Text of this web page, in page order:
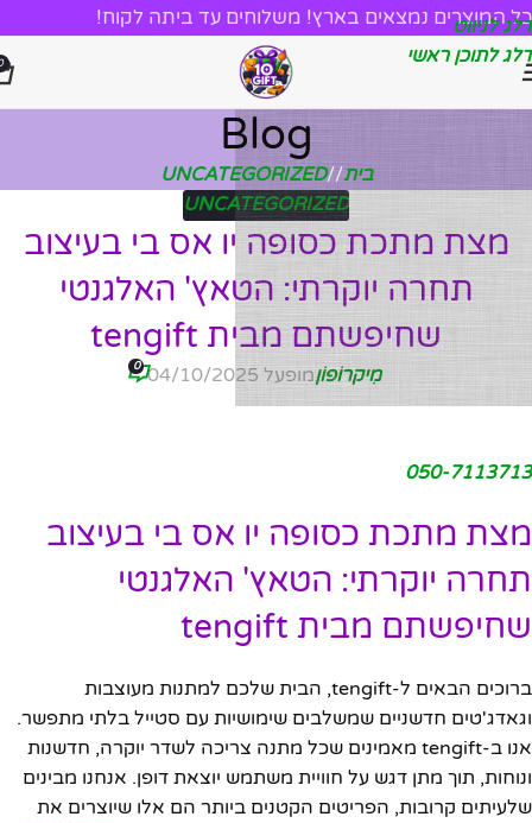
דלג לניווט
דלג לתוכן ראשי
כל המוצרים נמצאים בארץ! משלוחים עד ביתה לקוח!
Blog
בית/
UNCATEGORIZED
UNCATEGORIZED
מצת מתכת כסופה יו אס בי בעיצוב
תחרה יוקרתי: הטאץ' האלגנטי
שחיפשתם מבית tengift
מִיקרוֹפוֹןמופעל 04/10/2025 0
050-7113713
מצת מתכת כסופה יו אס בי בעיצוב
תחרה יוקרתי: הטאץ' האלגנטי
שחיפשתם מבית tengift
ברוכים הבאים ל-tengift, הבית שלכם למתנות מעוצבות
וגאדג'טים חדשניים שמשלבים שימושיות עם סטייל בלתי מתפשר.
אנו ב-tengift מאמינים שכל מתנה צריכה לשדר יוקרה, חדשנות
ונוחות, תוך מתן דגש על חוויית משתמש יוצאת דופן. אנחנו מבינים
שלעיתים קרובות, הפריטים הקטנים ביותר הם אלו שיוצרים את